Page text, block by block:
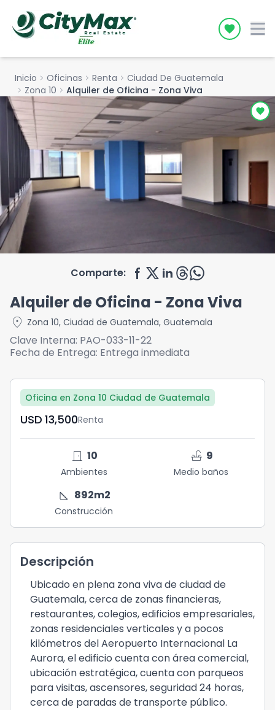
Icon
Inicio chevron_right Oficinas chevron_right Renta chevron_right Ciudad De Guatemala
chevron_right Zona 10 chevron_right Alquiler de Oficina - Zona Viva
Comparte:
Alquiler de Oficina - Zona Viva
location_on Zona 10, Ciudad de Guatemala, Guatemala
Clave Interna: PAO-033-11-22
Fecha de Entrega: Entrega inmediata
Oficina en Zona 10 Ciudad de Guatemala
USD	13,500Renta
door_front 10
Ambientes
faucet 9
Medio baños
square_foot 892m2
Construcción
Descripción
Ubicado en plena zona viva de ciudad de
Guatemala, cerca de zonas financieras,
restaurantes, colegios, edificios empresariales,
zonas residenciales verticales y a pocos
kilómetros del Aeropuerto Internacional La
Aurora, el edificio cuenta con área comercial,
ubicación estratégica, cuenta con parqueos
para visitas, ascensores, seguridad 24 horas,
cerca de paradas de transporte público.